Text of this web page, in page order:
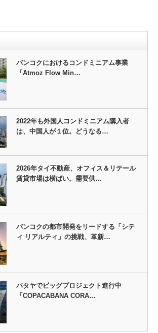
バンコクにおけるコンドミニアム事業
「Atmoz Flow Min…
2022年も外国人コンドミニアム購入者
は、中国人が１位。どうなる…
2026年タイ不動産、オフィス＆リテール
賃貸市場は横ばい。需要供…
バンコクの都市開発をリードする「シテ
ィ リアルティ」の挑戦、革新…
パタヤでビッグプロジェクト進行中
「COPACABANA CORA…